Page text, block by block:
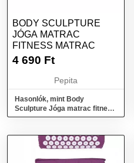
BODY SCULPTURE
JÓGA MATRAC
FITNESS MATRAC
4 690 Ft
Pepita
Hasonlók, mint Body
Sculpture Jóga matrac fitness
matrac